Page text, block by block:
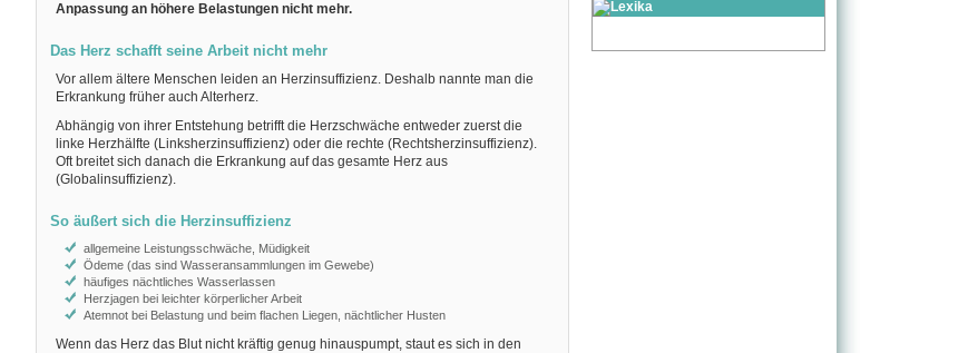
Anpassung an höhere Belastungen nicht mehr.
Das Herz schafft seine Arbeit nicht mehr
Vor allem ältere Menschen leiden an Herzinsuffizienz. Deshalb nannte man die
Erkrankung früher auch Alterherz.
Abhängig von ihrer Entstehung betrifft die Herzschwäche entweder zuerst die
linke Herzhälfte (Linksherzinsuffizienz) oder die rechte (Rechtsherzinsuffizienz).
Oft breitet sich danach die Erkrankung auf das gesamte Herz aus
(Globalinsuffizienz).
So äußert sich die Herzinsuffizienz
allgemeine Leistungsschwäche, Müdigkeit
Ödeme (das sind Wasseransammlungen im Gewebe)
häufiges nächtliches Wasserlassen
Herzjagen bei leichter körperlicher Arbeit
Atemnot bei Belastung und beim flachen Liegen, nächtlicher Husten
Wenn das Herz das Blut nicht kräftig genug hinauspumpt, staut es sich in den